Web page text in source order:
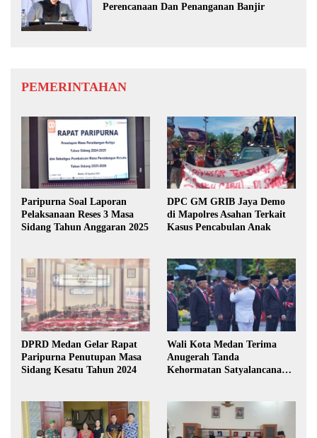
Perencanaan Dan Penanganan Banjir
PEMERINTAHAN
Paripurna Soal Laporan
Pelaksanaan Reses 3 Masa
Sidang Tahun Anggaran 2025
DPC GM GRIB Jaya Demo
di Mapolres Asahan Terkait
Kasus Pencabulan Anak
DPRD Medan Gelar Rapat
Paripurna Penutupan Masa
Sidang Kesatu Tahun 2024
Wali Kota Medan Terima
Anugerah Tanda
Kehormatan Satyalancana